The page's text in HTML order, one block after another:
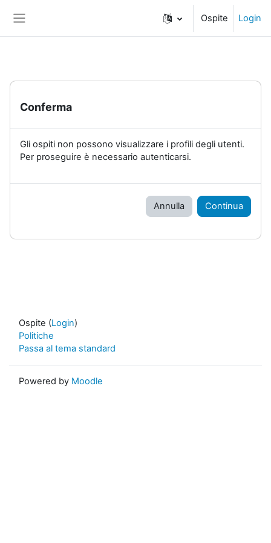
Ospite Login
Conferma
Gli ospiti non possono visualizzare i profili degli utenti.
Per proseguire è necessario autenticarsi.
Annulla Continua
Ospite (Login)
Politiche
Passa al tema standard
Powered by Moodle